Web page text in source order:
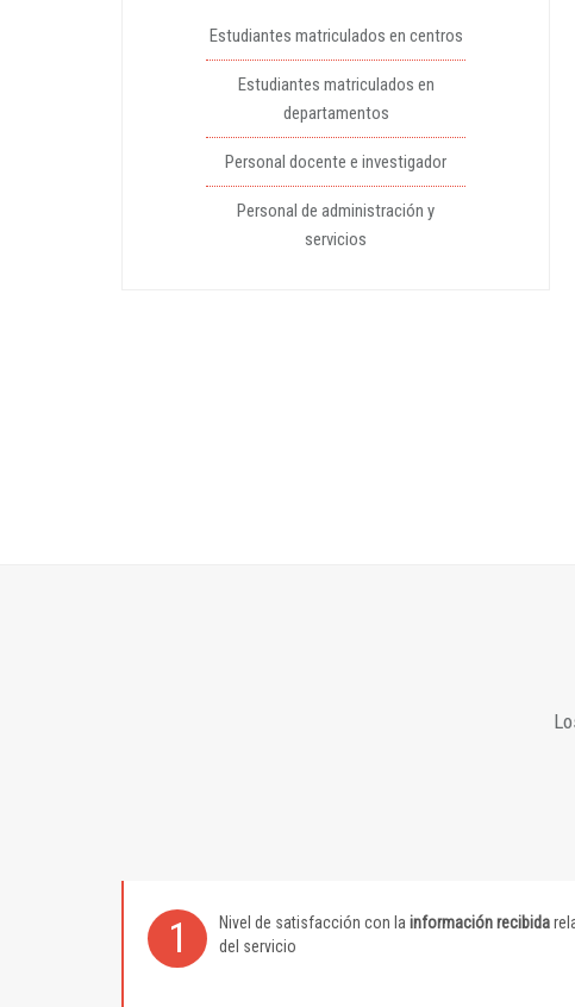
Estudiantes matriculados en centros
Estudiantes matriculados en
departamentos
Personal docente e investigador
Personal de administración y
servicios
1 Nivel de satisfacción con la información recibida
del servicio